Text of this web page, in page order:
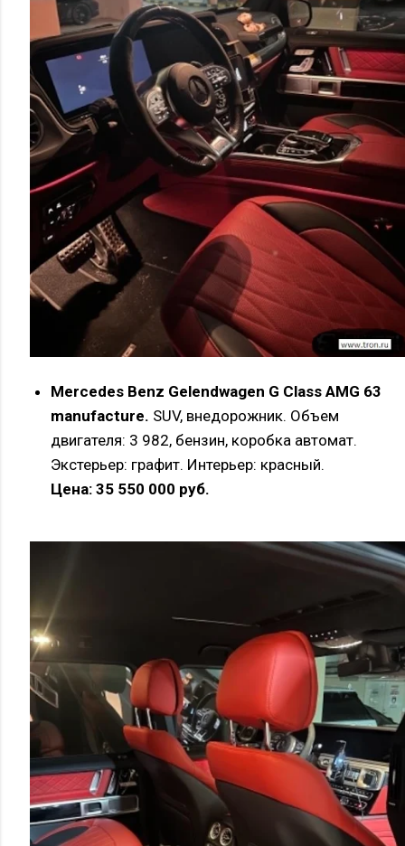
Mercedes Benz Gelendwagen G Class AMG 63
manufacture. SUV, внедорожник. Объем
двигателя: 3 982, бензин, коробка автомат.
Экстерьер: графит. Интерьер: красный.
Цена: 35 550 000 руб.